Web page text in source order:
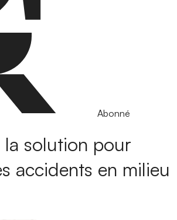
Abonné
la solution pour
accidents en milieu